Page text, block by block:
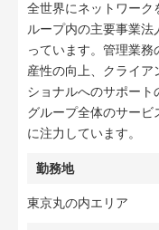
全世界にネットワーク
ループ内の主要事業
っています。管理業
産性の向上、クライア
ショナルへのサポート
グループ全体のサー
に注力しています。
勤務地
東京丸の内エリア